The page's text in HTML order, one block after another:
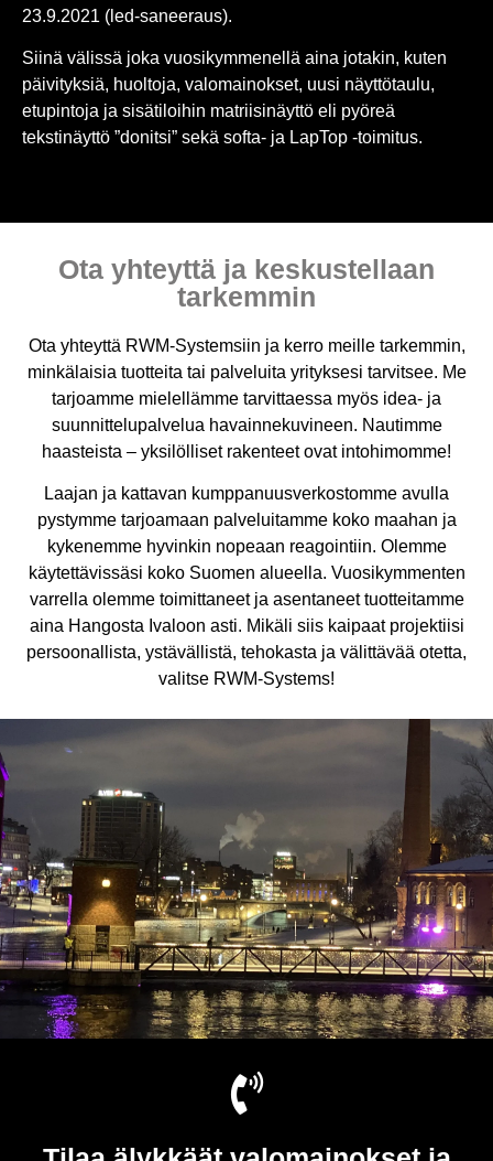
23.9.2021 (led-saneeraus).
Siinä välissä joka vuosikymmenellä aina jotakin, kuten
päivityksiä, huoltoja, valomainokset, uusi näyttötaulu,
etupintoja ja sisätiloihin matriisinäyttö eli pyöreä
tekstinäyttö ”donitsi” sekä softa- ja LapTop -toimitus.
Ota yhteyttä ja keskustellaan
tarkemmin
Ota yhteyttä RWM-Systemsiin ja kerro meille tarkemmin,
minkälaisia tuotteita tai palveluita yrityksesi tarvitsee. Me
tarjoamme mielellämme tarvittaessa myös idea- ja
suunnittelupalvelua havainnekuvineen. Nautimme
haasteista – yksilölliset rakenteet ovat intohimomme!
Laajan ja kattavan kumppanuusverkostomme avulla
pystymme tarjoamaan palveluitamme koko maahan ja
kykenemme hyvinkin nopeaan reagointiin. Olemme
käytettävissäsi koko Suomen alueella. Vuosikymmenten
varrella olemme toimittaneet ja asentaneet tuotteitamme
aina Hangosta Ivaloon asti. Mikäli siis kaipaat projektiisi
persoonallista, ystävällistä, tehokasta ja välittävää otetta,
valitse RWM-Systems!